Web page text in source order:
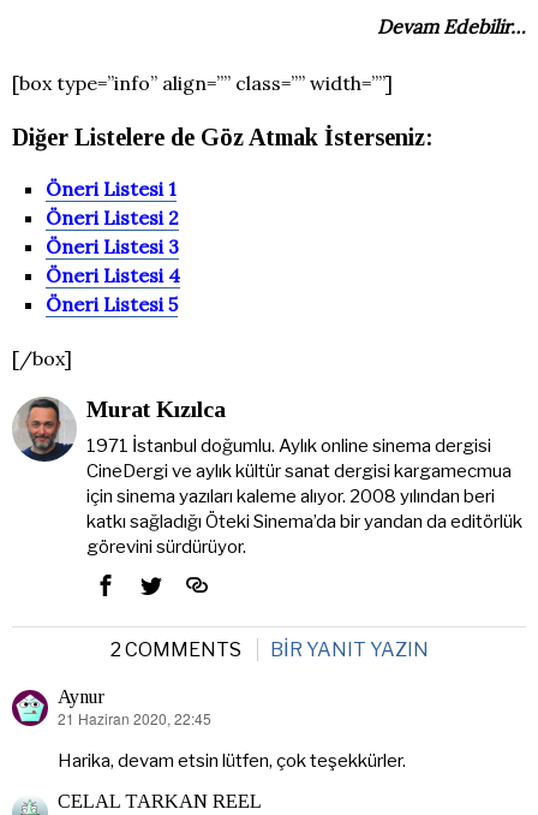
Devam Edebilir…
[box type=”info” align=”” class=”” width=””]
Diğer Listelere de Göz Atmak İsterseniz:
Öneri Listesi 1
Öneri Listesi 2
Öneri Listesi 3
Öneri Listesi 4
Öneri Listesi 5
[/box]
Murat Kızılca
1971 İstanbul doğumlu. Aylık online sinema dergisi
CineDergi ve aylık kültür sanat dergisi kargamecmua
için sinema yazıları kaleme alıyor. 2008 yılından beri
katkı sağladığı Öteki Sinema’da bir yandan da editörlük
görevini sürdürüyor.
2 COMMENTS BIR YANIT YAZIN
Aynur
dedi
21 Haziran 2020, 22:45
Harika, devam etsin lütfen, çok teşekkürler.
CELAL TARKAN REEL